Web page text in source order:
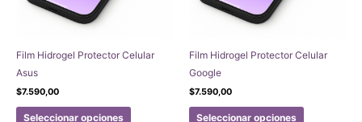
Film Hidrogel Protector Celular
Asus
$7.590,00
Seleccionar opciones
Este
Film Hidrogel Protector Celular
Google
$7.590,00
Seleccionar opciones
Este